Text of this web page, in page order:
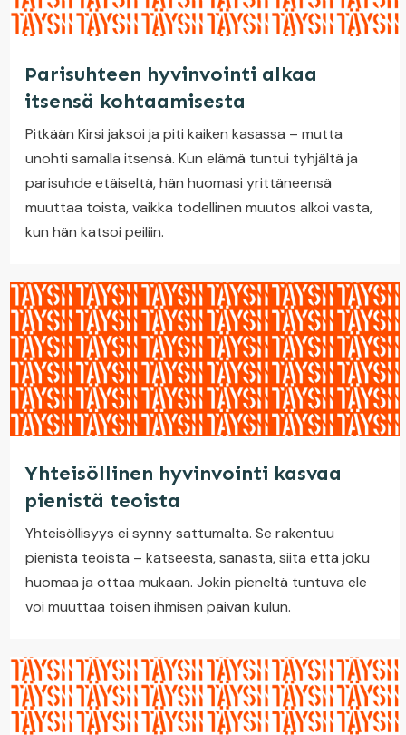
Parisuhteen hyvinvointi alkaa
itsensä kohtaamisesta
Pitkään Kirsi jaksoi ja piti kaiken kasassa – mutta
unohti samalla itsensä. Kun elämä tuntui tyhjältä ja
parisuhde etäiseltä, hän huomasi yrittäneensä
muuttaa toista, vaikka todellinen muutos alkoi vasta,
kun hän katsoi peiliin.
Yhteisöllinen hyvinvointi kasvaa
pienistä teoista
Yhteisöllisyys ei synny sattumalta. Se rakentuu
pienistä teoista – katseesta, sanasta, siitä että joku
huomaa ja ottaa mukaan. Jokin pieneltä tuntuva ele
voi muuttaa toisen ihmisen päivän kulun.